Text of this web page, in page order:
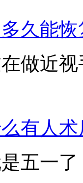
久能
做近
有人
五一